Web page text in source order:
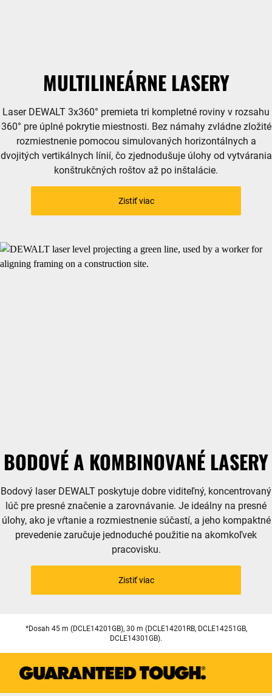
MULTILINEÁRNE LASERY
Laser DEWALT 3x360° premieta tri kompletné roviny v rozsahu
360° pre úplné pokrytie miestnosti. Bez námahy zvládne zložité
rozmiestnenie pomocou simulovaných horizontálnych a
dvojitých vertikálnych línií, čo zjednodušuje úlohy od vytvárania
konštrukčných roštov až po inštalácie.
Zistiť viac
BODOVÉ A KOMBINOVANÉ LASERY
Bodový laser DEWALT poskytuje dobre viditeľný, koncentrovaný
lúč pre presné značenie a zarovnávanie. Je ideálny na presné
úlohy, ako je vŕtanie a rozmiestnenie súčastí, a jeho kompaktné
prevedenie zaručuje jednoduché použitie na akomkoľvek
pracovisku.
Zistiť viac
*Dosah 45 m (DCLE14201GB), 30 m (DCLE14201RB, DCLE14251GB,
DCLE14301GB).